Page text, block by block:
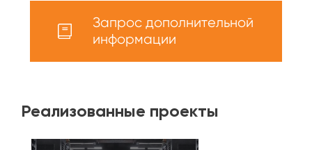
Запрос дополнительной
информации
Реализованные проекты